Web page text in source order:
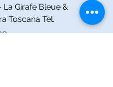
La Girafe Bleue &
Toscana Tel.
Prijs
€